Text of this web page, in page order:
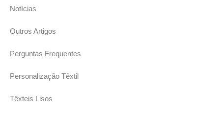
Notícias
Outros Artigos
Perguntas Frequentes
Personalização Têxtil
Têxteis Lisos